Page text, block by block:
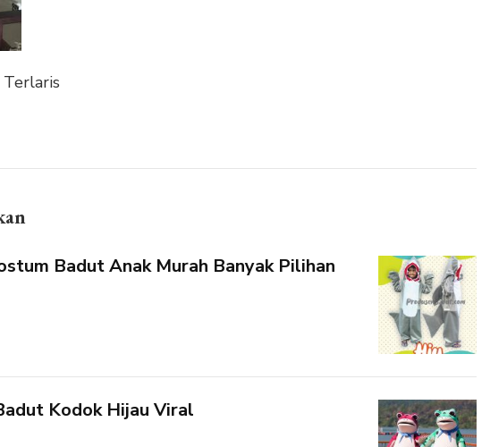
Badut Anak Murah Banyak Pilihan
Kodok Hijau Viral